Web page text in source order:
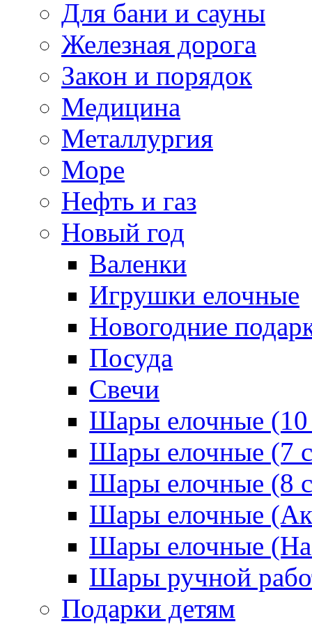
Для бани и сауны
Железная дорога
Закон и порядок
Медицина
Металлургия
Море
Нефть и газ
Новый год
Валенки
Игрушки елочные
Новогодние
Посуда
Свечи
Шары елочные
Шары елочные (7
Шары елочные (8
Шары елочные
Шары елочные
Шары ручной
Подарки детям